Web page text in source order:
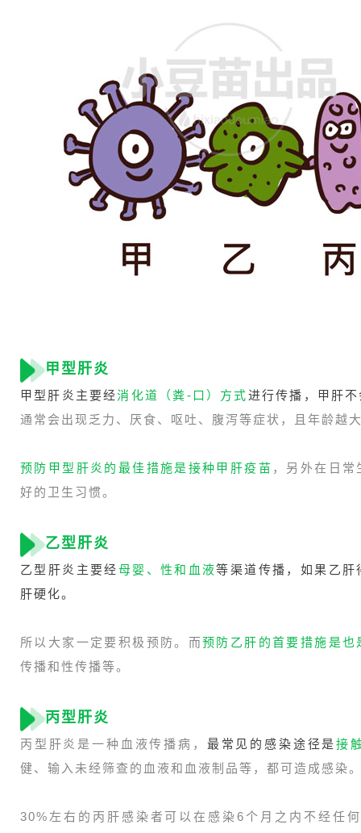
甲型肝炎
甲型肝炎主要经消化道（粪-口）方式进行传播， 甲肝
通常会出现乏力、厌食、呕吐、腹泻等症状，且年龄越
预防甲型肝炎的最佳措施是接种甲肝疫苗 ，另外在日
好的卫生习惯。
乙型肝炎
乙型肝炎主要经母婴、性和血液等渠道传播，如果乙
肝硬化。
所以大家一定要积极预防。而预防乙肝的首要措施是也
传播和性传播等。
丙型肝炎
丙型肝炎是一种血液传播病， 最常见的感染途径是接
健、输入未经筛查的血液和血液制品等，都可造成感染
30%左右的丙肝感染者可以在感染6个月之内不经任